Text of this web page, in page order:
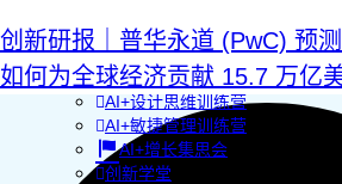
AI+品牌增长工作坊
AI+销售增长工作坊
AI+增长黑客训练营
AI+设计思维训练营
AI+敏捷管理训练营
AI+增长集思会
创新学堂
创新研报｜普华永道 (PwC) 预
如何为全球经济贡献 15.7 万亿美